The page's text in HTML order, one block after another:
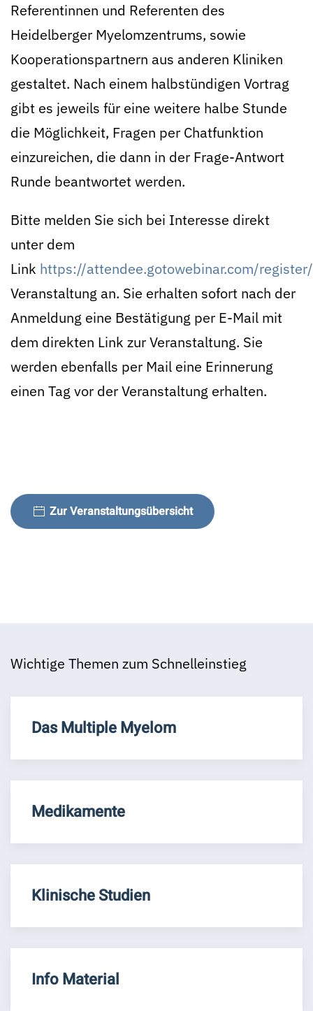
Referentinnen und Referenten des
Heidelberger Myelomzentrums, sowie
Kooperationspartnern aus anderen Kliniken
gestaltet. Nach einem halbstündigen Vortrag
gibt es jeweils für eine weitere halbe Stunde
die Möglichkeit, Fragen per Chatfunktion
einzureichen, die dann in der Frage-Antwort
Runde beantwortet werden.
Bitte melden Sie sich bei Interesse direkt
unter dem
Link https://attendee.gotowebinar.com/
Veranstaltung an. Sie erhalten sofort nach der
Anmeldung eine Bestätigung per E-Mail mit
dem direkten Link zur Veranstaltung. Sie
werden ebenfalls per Mail eine Erinnerung
einen Tag vor der Veranstaltung erhalten.
Zur Veranstaltungsübersicht
Wichtige Themen zum Schnelleinstieg
Das Multiple Myelom
Medikamente
Klinische Studien
Info Material